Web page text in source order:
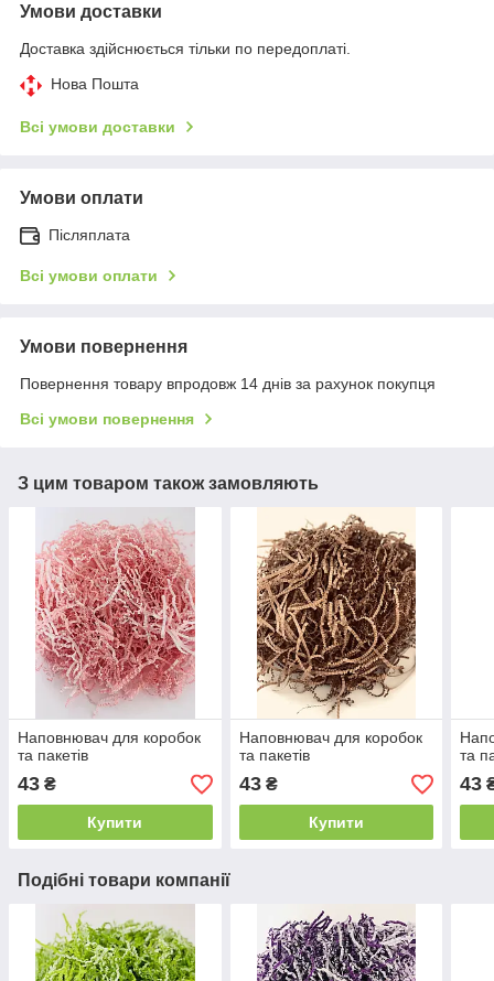
Умови доставки
Доставка здійснюється тільки по передоплаті.
Нова Пошта
Всі умови доставки
Умови оплати
Післяплата
Всі умови оплати
Умови повернення
Повернення товару впродовж 14 днів за рахунок покупця
Всі умови повернення
З цим товаром також замовляють
Наповнювач для коробок
та пакетів
43 ₴
Купити
Наповнювач для коробок
та пакетів
43₴
Купити
та
43
Подібні товари компанії